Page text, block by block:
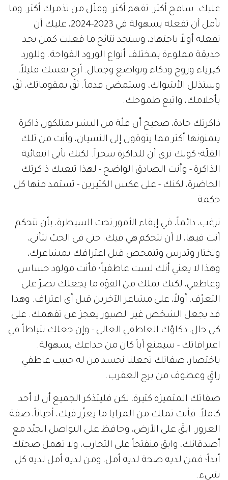
عليك. سامح أكثر. تفهم أكثر. وقلّل من تذمرك أكثر. وما
تأمل أن تفعله بسهولة في 2023-2024، عليك أن
تفعله أولاً باجتهاد، وستجد نتائج ما فعلت كمن يجد
حديقة مملوءة بمختلف أنواع الورود الفواحة. وللورد
كبرياء وروح وذكاء وتواضع وجمال. أرح نفسك قليلاً،
وستذلل الأشواك، وستمضي قدماً. ثقْ بمقوماتك، ثقْ
بأحلامك، واتبع طموحك.
ذاكرتك حادة، صحيح أن قلّة من البشر يمتلكون ذاكرة
يتمنونها أكثر مما يتوقون إلى النسيان، وأنت من تلك
القلّة؛ كونك ترى أن للذاكرة سحراً. لكنك تأبى انتقائية
الذاكرة - وأنت الصادق الواضح - لهذا تتعبك ذاكرتك
الحاضرة، لكنك - على عكس الكثيرين - تستمد منها كل
حكمة.
ترغب، دائماً، في إبقاء الأمور تحت السيطرة، بأن تتحكم
أنت فيها، لا أن تتحكم هي فيك. حتى في الحبّ تتأنى،
وتختار وتدرس وتتمحص قبل اعترافك بمشاعرك،
وهذا لا يعني أنك لست عاطفياً؛ فأنت مولود حساس
وعاطفي، لكنك تملك من القوّة ما يجعلك تصرّ على
التعرّف، أولاً، على مشاعر الآخرين قبل أي اعتراف. وهذا
قد يجعل الشخص غير الصبور يعجز عن تفهمك. على
كل حال، ذكاؤك العاطفي العالي - وإن جعلك تتباطأ في
اعترافاتك - سيمنع أياً كان من خداعك بسهولة.
باختصار، صفاتك تجعلنا نحسد من له حبيب عاطفي
راقٍ وعطوف من برج العقرب.
صفاتك المتميزة كثيرة، لكن فليتذكر الجميع أن لا أحد
كاملاً. فأنت تملك من المزايا ما يعزّز فيك، أحياناً، صفة
الغرور. ابقَ على الأرض، وحافظ على التواصل الجيّد مع
أصدقائك، وابق منفتحاً على التجارب، ولا تهمل صحتك
أبداً؛ فمن لديه صحة لديه أمل، ومن لديه أمل لديه كل
شيء.